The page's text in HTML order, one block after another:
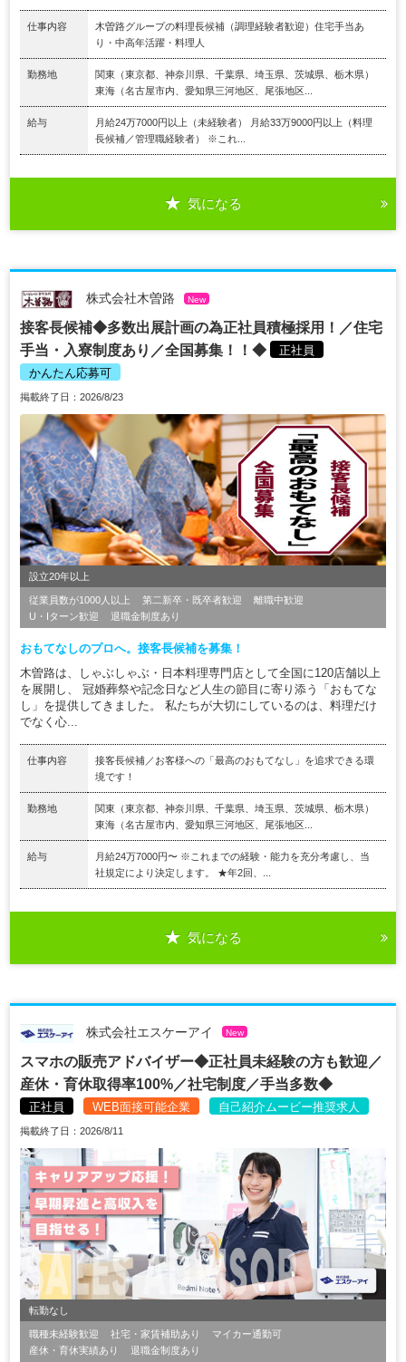
仕事内容
木曽路グループの料理長候補（調理経験者歓迎）住宅手当あ
り・中高年活躍・料理人
勤務地
関東（東京都、神奈川県、千葉県、埼玉県、茨城県、栃木県）
東海（名古屋市内、愛知県三河地区、尾張地区...
給与
月給24万7000円以上（未経験者） 月給33万9000円以上（料理
長候補／管理職経験者） ※これ...
気になる
株式会社木曽路 New
接客長候補◆多数出展計画の為正社員積極採用！／住宅
手当・入寮制度あり／全国募集！！◆
正社員
かんたん応募可
掲載終了日：2026/8/23
設立20年以上
従業員数が1000人以上 第二新卒・既卒者歓迎
離職中歓迎
U・Iターン歓迎
退職金制度あり
おもてなしのプロへ。接客長候補を募集！
木曽路は、しゃぶしゃぶ・日本料理専門店として全国に120店舗以上
を展開し、 冠婚葬祭や記念日など人生の節目に寄り添う「おもてな
し」を提供してきました。 私たちが大切にしているのは、料理だけ
でなく心...
仕事内容
接客長候補／お客様への「最高のおもてなし」を追求できる環
境です！
勤務地
関東（東京都、神奈川県、千葉県、埼玉県、茨城県、栃木県）
東海（名古屋市内、愛知県三河地区、尾張地区...
給与
月給24万7000円〜 ※これまでの経験・能力を充分考慮し、当
社規定により決定します。 ★年2回、...
気になる
株式会社エスケーアイ New
スマホの販売アドバイザー◆正社員未経験の方も歓迎／
産休・育休取得率100%／社宅制度／手当多数◆
正社員 WEB面接可能企業 自己紹介ムービー推奨求人
掲載終了日：2026/8/11
転勤なし
職種未経験歓迎 社宅・家賃補助あり
マイカー通勤可
産休・育休実績あり
退職金制度あり